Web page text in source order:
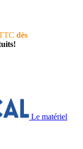
dès
Le matériel